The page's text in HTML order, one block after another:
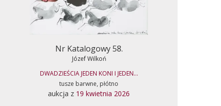
Nr Katalogowy 58.
Józef Wilkoń
DWADZIEŚCIA JEDEN KONI I JEDEN...
tusze barwne, płótno
aukcja z 19 kwietnia 2026